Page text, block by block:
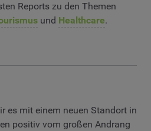
Reports zu den Themen
und Healthcare.
es mit einem neuen Standort in
positiv vom großen Andrang